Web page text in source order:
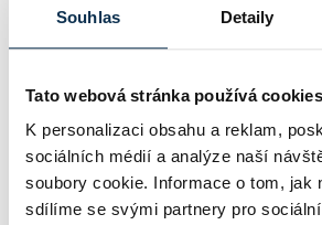
Souhlas Detaily
Tato webová stránka používá cookies
K personalizaci obsahu a reklam,
sociálních médií a analýze naší
soubory cookie. Informace o tom, jak
sdílíme se svými partnery pro
bankovního trhu. Na jedné straně jí
klesl zisk na 8,5 miliardy korun, na druhé